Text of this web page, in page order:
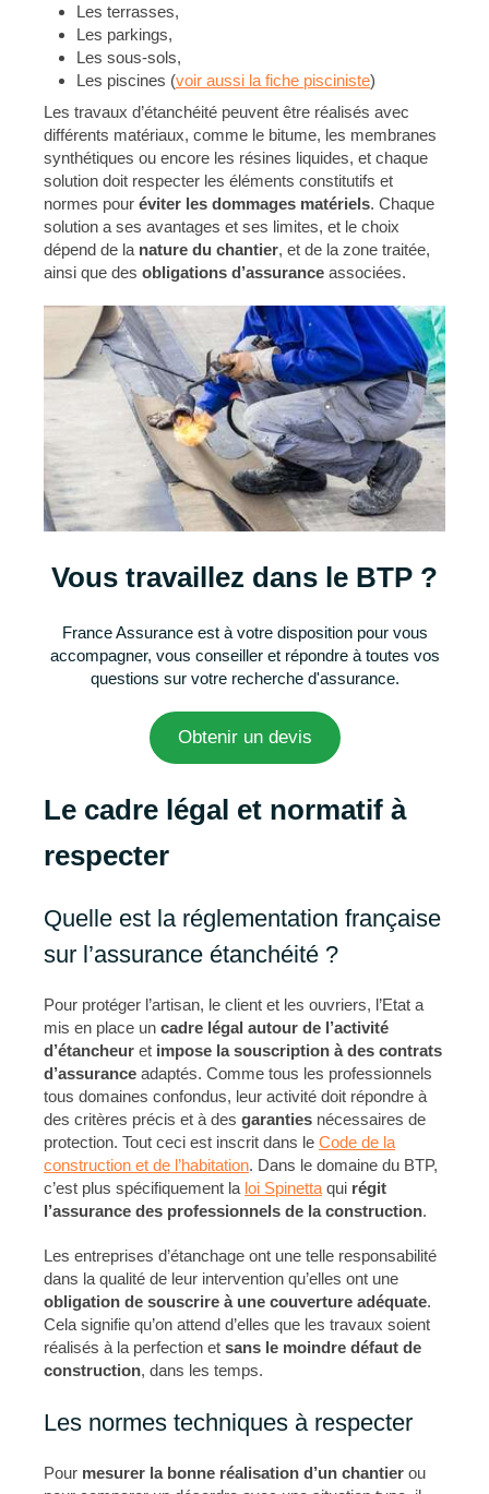
Les terrasses,
Les parkings,
Les sous-sols,
Les piscines (voir aussi la fiche pisciniste)
Les travaux d’étanchéité peuvent être réalisés avec
différents matériaux, comme le bitume, les membranes
synthétiques ou encore les résines liquides, et chaque
solution doit respecter les éléments constitutifs et
normes pour éviter les dommages matériels. Chaque
solution a ses avantages et ses limites, et le choix
dépend de la nature du chantier, et de la zone traitée,
ainsi que des obligations d’assurance associées.
Vous travaillez dans le BTP ?
France Assurance est à votre disposition pour vous
accompagner, vous conseiller et répondre à toutes vos
questions sur votre recherche d'assurance.
Obtenir un devis
Le cadre légal et normatif à
respecter
Quelle est la réglementation française
sur l’assurance étanchéité ?
Pour protéger l’artisan, le client et les ouvriers, l’Etat a
mis en place un cadre légal autour de l’activité
d’étancheur et impose la souscription à des contrats
d’assurance adaptés. Comme tous les professionnels
tous domaines confondus, leur activité doit répondre à
des critères précis et à des garanties nécessaires de
protection. Tout ceci est inscrit dans le Code de la
construction et de l’habitation. Dans le domaine du BTP,
c’est plus spécifiquement la loi Spinetta qui régit
l’assurance des professionnels de la construction.
Les entreprises d’étanchage ont une telle responsabilité
dans la qualité de leur intervention qu’elles ont une
obligation de souscrire à une couverture adéquate.
Cela signifie qu’on attend d’elles que les travaux soient
réalisés à la perfection et sans le moindre défaut de
construction, dans les temps.
Les normes techniques à respecter
Pour mesurer la bonne réalisation d’un chantier ou